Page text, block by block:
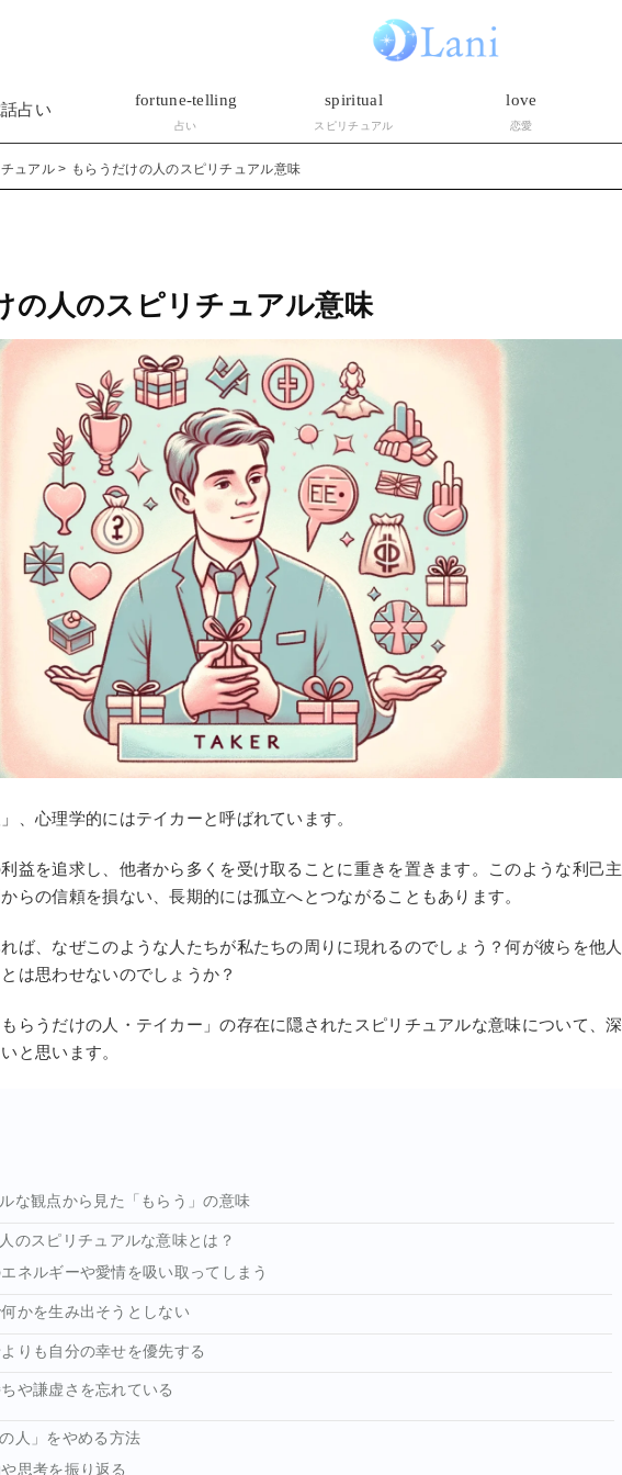
占い
fortune-telling
占い
spiritual
スピリチュアル
love
恋愛
ュアル もらうだけの人のスピリチュアル意味
の人のスピリチュアル意味
、心理学的にはテイカーと呼ばれています。
益を追求し、他者から多くを受け取ることに重きを置きます。このような利己主
らの信頼を損ない、長期的には孤立へとつながることもあります。
ば、なぜこのような人たちが私たちの周りに現れるのでしょう？何が彼らを他人
は思わせないのでしょうか？
らうだけの人・テイカー」の存在に隠されたスピリチュアルな意味について、深
と思います。
な観点から見た「もらう」の意味
のスピリチュアルな意味とは？
ネルギーや愛情を吸い取ってしまう
かを生み出そうとしない
りも自分の幸せを優先する
や謙虚さを忘れている
人」をやめる方法
思考を振り返る